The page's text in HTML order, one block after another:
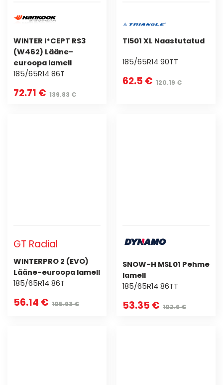
WINTER I*CEPT RS3
(W462) Lääne-
euroopa lamell
185/65R14 86T
72.71 € 139.83 €
TI501 XL Naastutatud
185/65R14 90TT
62.5 € 120.19 €
GT Radial
WINTERPRO 2 (EVO)
Lääne-euroopa lamell
185/65R14 86T
56.14 € 105.93 €
SNOW-H MSL01 Pehme
lamell
185/65R14 86TT
53.35 € 102.6 €